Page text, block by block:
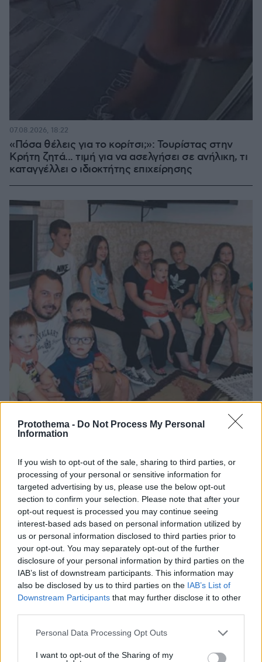
Protothema - Do Not Process My Personal
Information
If you wish to opt-out of the sale, sharing to third parties, or
processing of your personal or sensitive information for
targeted advertising by us, please use the below opt-out
section to confirm your selection. Please note that after your
opt-out request is processed you may continue seeing
interest-based ads based on personal information utilized by
us or personal information disclosed to third parties prior to
your opt-out. You may separately opt-out of the further
disclosure of your personal information by third parties on the
IAB’s list of downstream participants. This information may
also be disclosed by us to third parties on the IAB’s List of
Downstream Participants that may further disclose it to other
Please note that this website/app uses one or more Google
not limited to your visit or usage behaviour. You may click to
Personal Data Processing Opt Outs
I want to opt-out of the Sharing of my
«Πόσα θέλεις για το κορίτσι;»: Τουρίστας στην
Κρήτη ζητά... τιμή για να ασελγήσει σε ανήλικη, τι
καταγγέλλει ο ιδιοκτήτης επιχείρησης
07.08.2026, 18:22
Είδος υπό εξαφάνιση οι υπερπολύτεκνοι στην
Ελλάδα που γερνάει: Τα... δύο ταψιά μεσημεριανό,
τα επιδόματα, η καθημερινότητά τους